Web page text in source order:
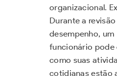
organizacional.
Durante a
desempenho, um
funcionário pode
como suas
cotidianas estão